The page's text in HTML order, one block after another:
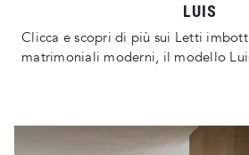
LUIS
Clicca e scopri di più sui Letti
matrimoniali moderni, il modello